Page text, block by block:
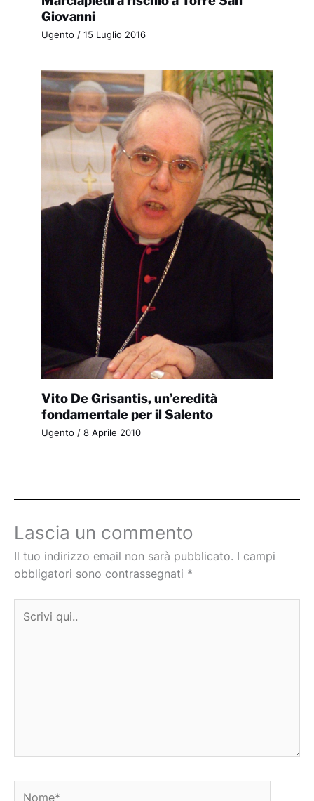
Giovanni
Ugento / 15 Luglio 2016
Vito De Grisantis, un’eredità
fondamentale per il Salento
Ugento / 8 Aprile 2010
Lascia un commento
Il tuo indirizzo email non sarà pubblicato. I campi
obbligatori sono contrassegnati *
qui..